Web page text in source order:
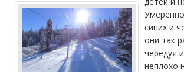
синих и
они так
чередуя
неплохо